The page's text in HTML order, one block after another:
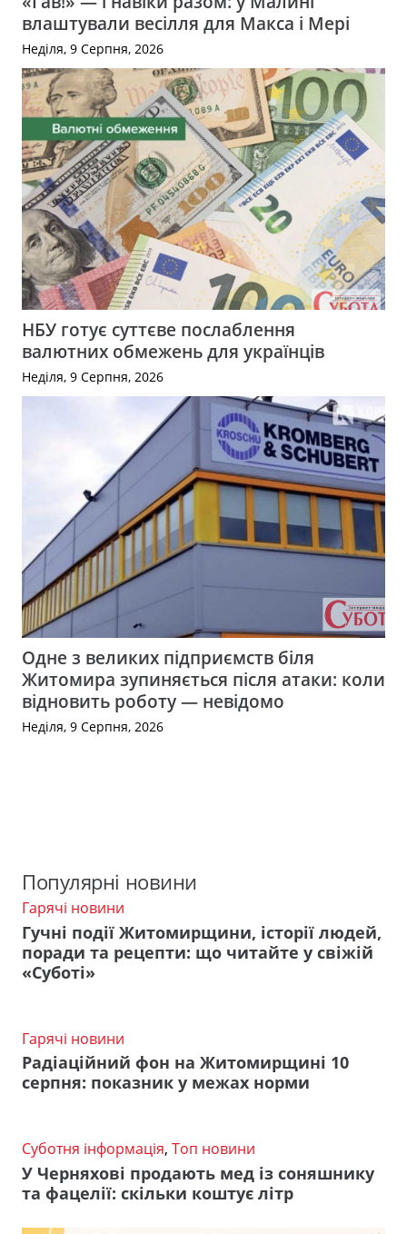
влаштували весілля для Макса і Мері
Неділя, 9 Серпня, 2026
НБУ готує суттєве послаблення
валютних обмежень для українців
Неділя, 9 Серпня, 2026
Одне з великих підприємств біля
Житомира зупиняється після атаки: коли
відновить роботу — невідомо
Неділя, 9 Серпня, 2026
Популярні новини
Гарячі новини
Гучні події Житомирщини, історії людей,
поради та рецепти: що читайте у свіжій
«Суботі»
Гарячі новини
Радіаційний фон на Житомирщині 10
серпня: показник у межах норми
Суботня інформація, Топ новини
У Черняхові продають мед із соняшнику
та фацелії: скільки коштує літр